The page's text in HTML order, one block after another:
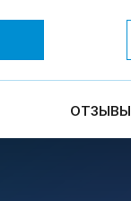
ОТЗЫВЫ